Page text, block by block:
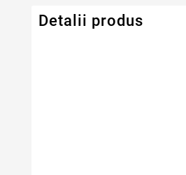
Detalii produs